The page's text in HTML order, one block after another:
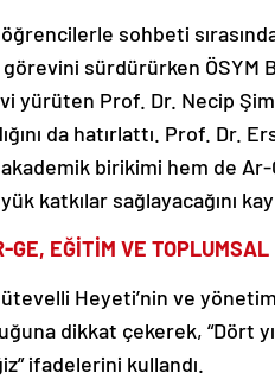
sohbeti
sürdürürken ÖSYM
yürüten Prof. Dr. Necip
da hatırlattı. Prof. Dr.
birikimi hem de
katkılar sağlayacağını
GE, EĞİTİM VE
Heyeti’nin ve
dikkat çekerek, “Dört
ifadelerini kullandı.